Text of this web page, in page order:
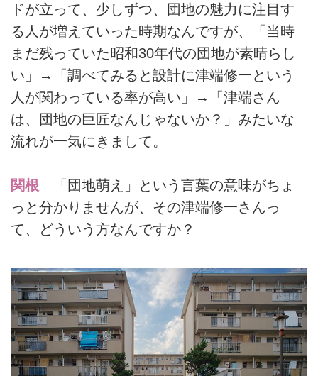
ドが立って、少しずつ、団地の魅力に注目す
る人が増えていった時期なんですが、「当時
まだ残っていた昭和30年代の団地が素晴らし
い」→「調べてみると設計に津端修一という
人が関わっている率が高い」→「津端さん
は、団地の巨匠なんじゃないか？」みたいな
流れが一気にきまして。
関根 「団地萌え」という言葉の意味がちょ
っと分かりませんが、その津端修一さんっ
て、どういう方なんですか？